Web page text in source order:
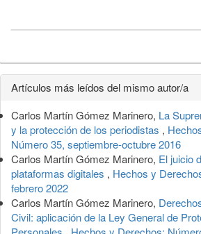
Detalles
del
artículo
Artículos más leídos del mismo autor/a
Carlos Martín Gómez Marinero, La
y la protección de los periodistas ,
Número 35, septiembre-octubre 2016
Carlos Martín Gómez Marinero, El juicio
plataformas digitales , Hechos y
febrero 2022
Carlos Martín Gómez Marinero,
Civil: aplicación de la Ley General de